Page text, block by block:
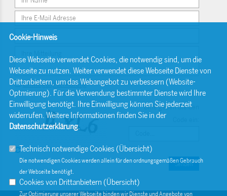
Einwilligungserklärung
Bitte geben Sie den
Senden
Cookie-Hinweis
Diese Webseite verwendet Cookies, die notwendig sind, um die
Webseite zu nutzen. Weiter verwendet diese Webseite Dienste von
Drittanbietern, um das Webangebot zu verbessern (Website-
Optmierung). Für die Verwendung bestimmter Dienste wird Ihre
Einwilligung benötigt. Ihre Einwilligung können Sie jederzeit
widerrufen. Weitere Informationen finden Sie in der
Datenschutzerklärung.
Technisch notwendige Cookies (Übersicht)
Die notwendigen Cookies werden allein für den ordnungsgemäßen Gebrauch
der Webseite benötigt.
Cookies von Drittanbietern (Übersicht)
Zur Optimierung unserer Webseite binden wir Dienste und Angebote von